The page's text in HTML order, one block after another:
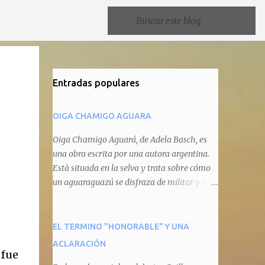
Entradas populares
OIGA CHAMIGO AGUARA
Oiga Chamigo Aguará, de Adela Basch, es
una obra escrita por una autora argentina.
Està situada en la selva y trata sobre cómo
un aguaraguazú se disfraza de militar y se
animal que pretenda circular por ahí. En
primera instancia aparece Teteu, el tero,
EL TERMINO "HONORABLE" Y UNA
ACLARACIÓN